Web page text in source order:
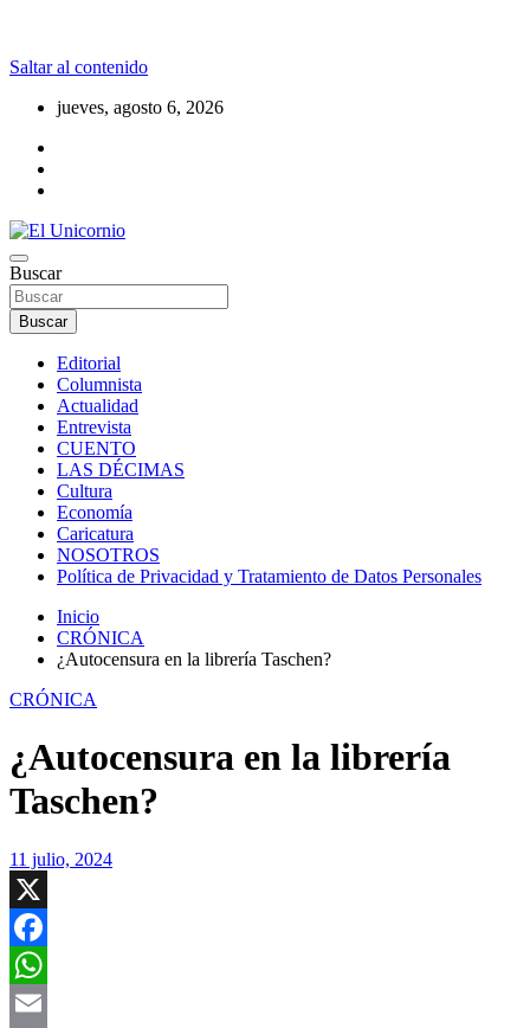
Saltar al contenido
jueves, agosto 6, 2026
El Unicornio
La realidad supera la fantasía
Buscar
Buscar
Editorial
Columnista
Actualidad
Entrevista
CUENTO
LAS DÉCIMAS
Cultura
Economía
Caricatura
NOSOTROS
Política de Privacidad y Tratamiento de Datos Personales
Inicio
CRÓNICA
¿Autocensura en la librería Taschen?
CRÓNICA
¿Autocensura en la librería
Taschen?
11 julio, 2024
X
Facebook
WhatsApp